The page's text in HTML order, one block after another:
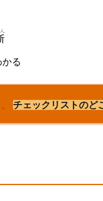
る
チェックリストのど